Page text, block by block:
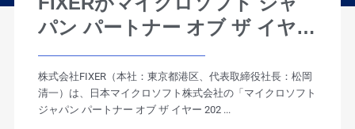
パン パートナー オブ ザ イヤー
2020「Social Responsibility ア
ワード」を受賞！
株式会社FIXER（本社：東京都港区、代表取締役社長：松岡
清一）は、日本マイクロソフト株式会社の「マイクロソフト
ジャパン パートナー オブ ザ イヤー 202 ...